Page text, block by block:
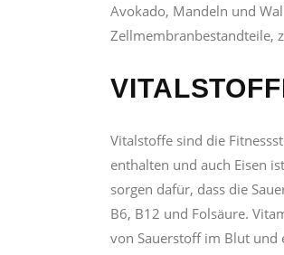
Avokado, Mandeln und
Zellmembranbestandteile,
Vitalstoffe sind die
enthalten und auch Eisen
sorgen dafür, dass die
B6, B12 und Folsäure.
von Sauerstoff im Blut und